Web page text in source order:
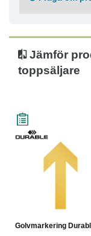
Jämför
toppsäljare
Golvmarkering